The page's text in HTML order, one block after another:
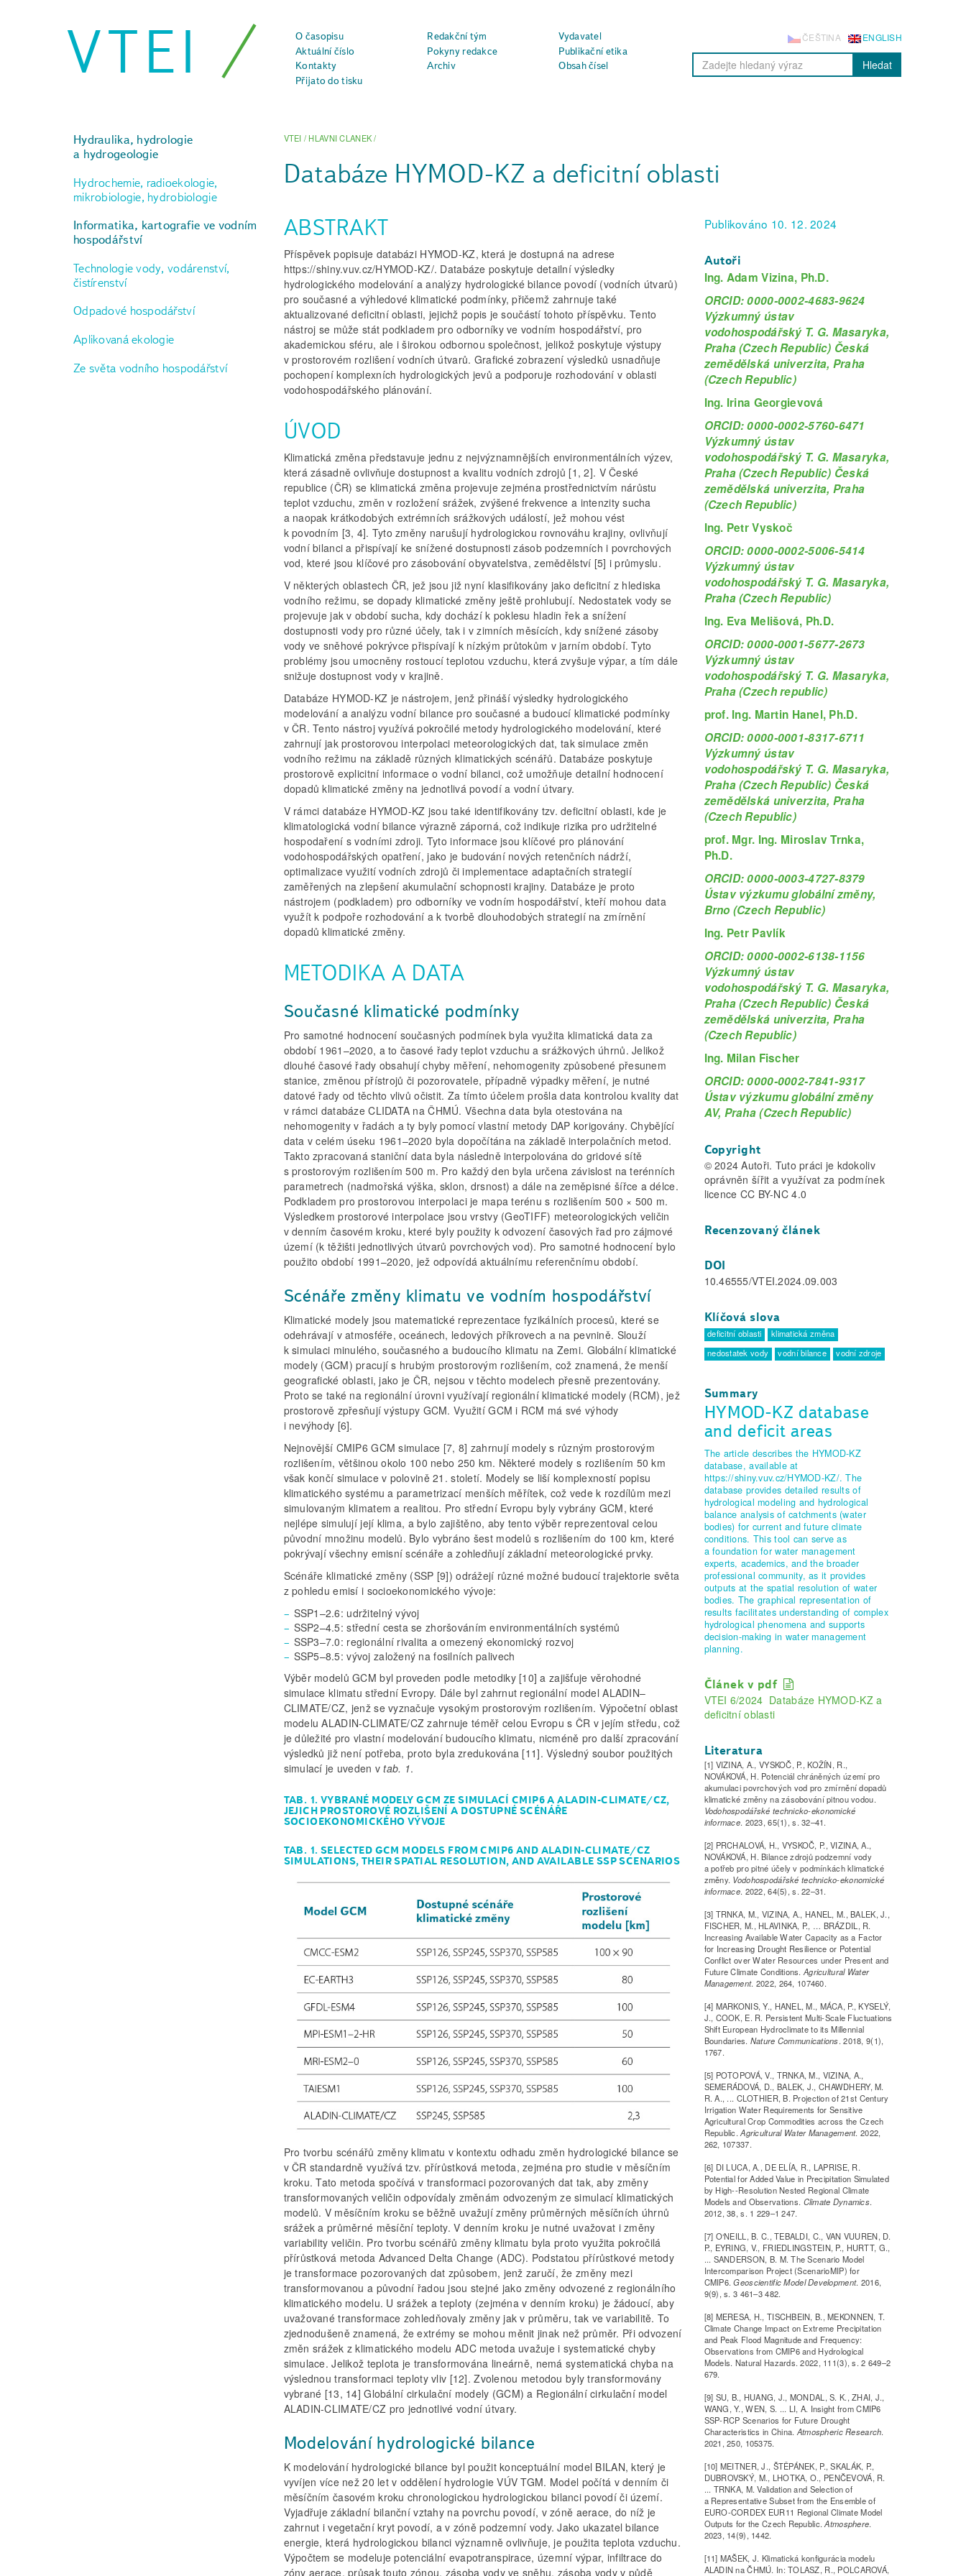
VTEI O časopisu Redakční tým
Vydavatel
Aktuální číslo
Pokyny redakce
Publikační etika
Kontakty
Archiv
Obsah čísel
Přijato do tisku
ENGLISH
ČEŠTINA
Hledat
Hydraulika, hydrologie
a hydrogeologie
Hydrochemie, radioekologie,
mikrobiologie, hydrobiologie
Informatika, kartografie ve vodním
hospodářství
Technologie vody, vodárenství,
čistírenství
Odpadové hospodářství
Aplikovaná ekologie
Ze světa vodního hospodářství
VTEI / HLAVNI CLANEK/
Databáze HYMOD-KZ a deficitní oblasti
ABSTRAKT
Příspěvek popisuje databázi HYMOD-KZ, která je dostupná na adrese
https://shiny.vuv.cz/HYMOD-KZ/. Databáze poskytuje detailní výsledky
hydrologického modelování a analýzy hydrologické bilance povodí (vodních útvarů)
pro současné a výhledové klimatické podmínky, přičemž zahrnuje také
aktualizované deficitní oblasti, jejichž popis je součástí tohoto příspěvku. Tento
nástroj se může stát podkladem pro odborníky ve vodním hospodářství, pro
akademickou sféru, ale i širokou odbornou společnost, jelikož poskytuje výstupy
v prostorovém rozlišení vodních útvarů. Grafické zobrazení výsledků usnadňuje
pochopení komplexních hydrologických jevů a podporuje rozhodování v oblasti
vodohospodářského plánování.
ÚVOD
Klimatická změna představuje jednu z nejvýznamnějších environmentálních výzev,
která zásadně ovlivňuje dostupnost a kvalitu vodních zdrojů [1, 2]. V České
republice (ČR) se klimatická změna projevuje zejména prostřednictvím nárůstu
teplot vzduchu, změn v rozložení srážek, zvýšené frekvence a intenzity sucha
a naopak krátkodobých extrémních srážkových událostí, jež mohou vést
k povodním [3, 4]. Tyto změny narušují hydrologickou rovnováhu krajiny, ovlivňují
vodní bilanci a přispívají ke snížené dostupnosti zásob podzemních i povrchových
vod, které jsou klíčové pro zásobování obyvatelstva, zemědělství [5] i průmyslu.
V některých oblastech ČR, jež jsou již nyní klasifikovány jako deficitní z hlediska
vodního režimu, se dopady klimatické změny ještě prohlubují. Nedostatek vody se
projevuje jak v období sucha, kdy dochází k poklesu hladin řek a snížení
dostupnosti vody pro různé účely, tak i v zimních měsících, kdy snížené zásoby
vody ve sněhové pokrývce přispívají k nízkým průtokům v jarním období. Tyto
problémy jsou umocněny rostoucí teplotou vzduchu, která zvyšuje výpar, a tím dále
snižuje dostupnost vody v krajině.
Databáze HYMOD-KZ je nástrojem, jenž přináší výsledky hydrologického
modelování a analýzu vodní bilance pro současné a budoucí klimatické podmínky
v ČR. Tento nástroj využívá pokročilé metody hydrologického modelování, které
zahrnují jak prostorovou interpolaci meteorologických dat, tak simulace změn
vodního režimu na základě různých klimatických scénářů. Databáze poskytuje
prostorově explicitní informace o vodní bilanci, což umožňuje detailní hodnocení
dopadů klimatické změny na jednotlivá povodí a vodní útvary.
V rámci databáze HYMOD-KZ jsou také identifikovány tzv. deficitní oblasti, kde je
klimatologická vodní bilance výrazně záporná, což indikuje rizika pro udržitelné
hospodaření s vodními zdroji. Tyto informace jsou klíčové pro plánování
vodohospodářských opatření, jako je budování nových retenčních nádrží,
optimalizace využití vodních zdrojů či implementace adaptačních strategií
zaměřených na zlepšení akumulační schopnosti krajiny. Databáze je proto
nástrojem (podkladem) pro odborníky ve vodním hospodářství, kteří mohou data
využít k podpoře rozhodování a k tvorbě dlouhodobých strategií na zmírnění
dopadů klimatické změny.
METODIKA A DATA
Současné klimatické podmínky
Pro samotné hodnocení současných podmínek byla využita klimatická data za
období 1961–2020, a to časové řady teplot vzduchu a srážkových úhrnů. Jelikož
dlouhé časové řady obsahují chyby měření, nehomogenity způsobené přesunem
stanice, změnou přístrojů či pozorovatele, případně výpadky měření, je nutné
datové řady od těchto vlivů očistit. Za tímto účelem prošla data kontrolou kvality dat
v rámci databáze CLIDATA na ČHMÚ. Všechna data byla otestována na
nehomogenity v řadách a ty byly pomocí vlastní metody DAP korigovány. Chybějící
data v celém úseku 1961–2020 byla dopočítána na základě interpolačních metod.
Takto zpracovaná staniční data byla následně interpolována do gridové sítě
s prostorovým rozlišením 500 m. Pro každý den byla určena závislost na terénních
parametrech (nadmořská výška, sklon, drsnost) a dále na zeměpisné šířce a délce.
Podkladem pro prostorovou interpolaci je mapa terénu s rozlišením 500 × 500 m.
Výsledkem prostorové interpolace jsou vrstvy (GeoTIFF) meteorologických veličin
v denním časovém kroku, které byly po­užity k odvození časových řad pro zájmové
území (k těžišti jednotlivých útvarů povrchových vod). Pro samotné hodnocení bylo
použito období 1991–2020, jež odpovídá aktuálnímu referenčnímu období.
Scénáře změny klimatu ve vodním hospodářství
Klimatické modely jsou matematické reprezentace fyzikálních procesů, které se
odehrávají v atmosféře, oceánech, ledových příkrovech a na pevnině. Slouží
k simulaci minulého, současného a budoucího klimatu na Zemi. Globální klimatické
modely (GCM) pracují s hrubým prostorovým rozlišením, což znamená, že menší
geografické oblasti, jako je ČR, nejsou v těchto modelech přesně prezentovány.
Proto se také na regionální úrovni využívají regionální klimatické modely (RCM), jež
prostorově zpřesňují výstupy GCM. Využití GCM i RCM má své výhody
i nevýhody [6].
Nejnovější CMIP6 GCM simulace [7, 8] zahrnují modely s různým prostorovým
rozlišením, většinou okolo 100 nebo 250 km. Některé modely s rozlišením 50 km
však končí simulace v polovině 21. století. Modely se liší komplexností popisu
klimatického systému a parametrizací menších měřítek, což vede k rozdílům mezi
simulovaným klimatem a realitou. Pro střední Evropu byly vybrány GCM, které
nejlépe simulují její klima, a bylo zajištěno, aby tento výběr reprezentoval celou
původní množinu modelů. Bylo vybráno šest modelů s rozlišením do 100 km, které
pokrývají všechny emisní scénáře a zohledňují základní meteorologické prvky.
Scénáře klimatické změny (SSP [9]) odrážejí různé možné budoucí trajektorie světa
z pohledu emisí i socioekonomického vývoje:
SSP1–2.6: udržitelný vývoj
SSP2–4.5: střední cesta se zhoršováním environmentálních systémů
SSP3–7.0: regionální rivalita a omezený ekonomický rozvoj
SSP5–8.5: vývoj založený na fosilních palivech
Výběr modelů GCM byl proveden podle metodiky [10] a zajišťuje věrohodné
simulace klimatu střední Evropy. Dále byl zahrnut regionální model ALADIN–
CLIMATE/CZ, jenž se vyznačuje vysokým prostorovým rozlišením. Výpočetní oblast
modelu ALADIN-CLIMATE/CZ zahrnuje téměř celou Evropu s ČR v jejím středu, což
je důležité pro vlastní modelování budoucího klimatu, nicméně pro další zpracování
výsledků již není potřeba, proto byla zredukována [11]. Výsledný soubor použitých
simulací je uveden v tab. 1.
TAB. 1. VYBRANÉ MODELY GCM ZE SIMULACÍ CMIP6 A ALADIN-CLIMATE/CZ,
JEJICH PROSTOROVÉ ROZLIŠENÍ A DOSTUPNÉ SCÉNÁŘE
SOCIOEKONOMICKÉHO VÝVOJE
TAB. 1. SELECTED GCM MODELS FROM CMIP6 AND ALADIN-CLIMATE/CZ
SIMULATIONS, THEIR SPATIAL RESOLUTION, AND AVAILABLE SSP SCENARIOS
Pro tvorbu scénářů změny klimatu v kontextu odhadu změn hydrologické bilance se
v ČR standardně využívá tzv. přírůstková metoda, zejména pro studie v měsíčním
kroku. Tato metoda spočívá v transformaci pozorovaných dat tak, aby změny
transformovaných veličin odpovídaly změnám odvozeným ze simulací klimatických
modelů. V měsíčním kroku se běžně uvažují změny průměrných měsíčních úhrnů
srážek a průměrné měsíční teploty. V denním kroku je nutné uvažovat i změny
variability veličin. Pro tvorbu scénářů změny klimatu byla proto využita pokročilá
přírůstková metoda Advanced Delta Change (ADC). Podstatou přírůstkové metody
je transformace pozorovaných dat způsobem, jenž zaručí, že změny mezi
transformovanou a původní řadou jsou stejné jako změny odvozené z regionálního
klimatického modelu. U srážek a teploty (zejména v denním kroku) je žádoucí, aby
uvažované transformace zohledňovaly změny jak v průměru, tak ve variabilitě. To
zjednodušeně znamená, že extrémy se mohou měnit jinak než průměr. Při odvození
změn srážek z klimatického modelu ADC metoda uvažuje i systematické chyby
simulace. Jelikož teplota je transformována lineárně, nemá systematická chyba na
výslednou transformaci teploty vliv [12]. Zvolenou metodou byly transformovány
vybrané [13, 14] Globální cirkulační modely (GCM) a Regionální cirkulační model
ALADIN-CLIMATE/CZ pro jednotlivé vodní útvary.
Modelování hydrologické bilance
K modelování hydrologické bilance byl použit konceptuální model BILAN, který je
vyvíjen více než 20 let v oddělení hydrologie VÚV TGM. Model počítá v denním či
měsíčním časovém kroku chronologickou hydrologickou bilanci povodí či území.
Vyjadřuje základní bilanční vztahy na povrchu povodí, v zóně aerace, do níž je
zahrnut i vegetační kryt povodí, a v zóně podzemní vody. Jako ukazatel bilance
energie, která hydrologickou bilanci významně ovlivňuje, je po­užita teplota vzduchu.
Výpočtem se modeluje potenciální evapotranspirace, územní výpar, infiltrace do
zóny aerace, průsak touto zónou, zásoba vody ve sněhu, zásoba vody v půdě
Publikováno 10. 12. 2024
Autoři
Ing. Adam Vizina, Ph.D.
ORCID: 0000-0002-4683-9624
Výzkumný ústav
vodohospodářský T. G. Masaryka,
Praha (Czech Republic) Česká
zemědělská univerzita, Praha
(Czech Republic)
Ing. Irina Georgievová
ORCID: 0000-0002-5760-6471
Výzkumný ústav
vodohospodářský T. G. Masaryka,
Praha (Czech Republic) Česká
zemědělská univerzita, Praha
(Czech Republic)
Ing. Petr Vyskoč
ORCID: 0000-0002-5006-5414
Výzkumný ústav
vodohospodářský T. G. Masaryka,
Praha (Czech Republic)
Ing. Eva Melišová, Ph.D.
ORCID: 0000-0001-5677-2673
Výzkumný ústav
vodohospodářský T. G. Masaryka,
Praha (Czech republic)
prof. Ing. Martin Hanel, Ph.D.
ORCID: 0000-0001-8317-6711
Výzkumný ústav
vodohospodářský T. G. Masaryka,
Praha (Czech Republic) Česká
zemědělská univerzita, Praha
(Czech Republic)
prof. Mgr. Ing. Miroslav Trnka,
Ph.D.
ORCID: 0000-0003-4727-8379
Ústav výzkumu globální změny,
Brno (Czech Republic)
Ing. Petr Pavlík
ORCID: 0000-0002-6138-1156
Výzkumný ústav
vodohospodářský T. G. Masaryka,
Praha (Czech Republic) Česká
zemědělská univerzita, Praha
(Czech Republic)
Ing. Milan Fischer
ORCID: 0000-0002-7841-9317
Ústav výzkumu globální změny
AV, Praha (Czech Republic)
Copyright
© 2024 Autoři. Tuto práci je kdokoliv
oprávněn šířit a využívat za podmínek
licence CC BY-NC 4.0
Recenzovaný článek
DOI
10.46555/VTEI.2024.09.003
Klíčová slova
deficitní oblasti
klimatická změna
nedostatek vody
vodní bilance vodní zdroje
Summary
HYMOD-KZ database
and deficit areas
The article describes the HYMOD-KZ
database, available at
https://shiny.vuv.cz/HYMOD-KZ/. The
database provides detailed results of
hydrological modeling and hydrological
balance analysis of catchments (water
bodies) for current and future climate
conditions. This tool can serve as
a foundation for water management
experts, academics, and the broader
professional community, as it provides
outputs at the spatial resolution of water
bodies. The graphical representation of
results facilitates understanding of complex
hydrological phenomena and supports
decision-making in water management
planning.
Článek v pdf
VTEI 6/2024 Databáze HYMOD-KZ a
deficitní oblasti
Literatura
[1] VIZINA, A., VYSKOČ, P., KOŽÍN, R.,
NOVÁKOVÁ, H. Potenciál chráněných území pro
akumulaci povrchových vod pro zmírnění dopadů
klimatické změny na zásobování pitnou vodou.
Vodohospodářské technicko-ekonomické
informace. 2023, 65(1), s. 32–41.
[2] PRCHALOVÁ, H., VYSKOČ, P., VIZINA, A.,
NOVÁKOVÁ, H. Bilance zdrojů podzemní vody
a potřeb pro pitné účely v podmínkách klimatické
změny. Vodohospodářské technicko-ekonomické
informace. 2022, 64(5), s. 22–31.
[3] TRNKA, M., VIZINA, A., HANEL, M., BALEK, J.,
FISCHER, M., HLAVINKA, P., … BRÁZDIL, R.
Increasing Available Water Capacity as a Factor
for Increasing Drought Resilience or Potential
Conflict over Water Resources under Present and
Future Climate Conditions.Agricultural Water
Management. 2022, 264, 107460.
[4] MARKONIS, Y., HANEL, M., MÁCA, P., KYSELÝ,
J., COOK, E. R. Persistent Multi-Scale Fluctuations
Shift European Hydroclimate to its Millennial
Boundaries. Nature Communications. 2018, 9(1),
1767.
[5] POTOPOVÁ, V., TRNKA, M., VIZINA, A.,
SEMERÁDOVÁ, D., BALEK, J., CHAWDHERY, M.
R. A., ... CLOTHIER, B. Projection of 21st Century
Irrigation Water Requirements for Sensitive
Agricultural Crop Commodities across the Czech
Republic.Agricultural Water Management. 2022,
262, 107337.
[6] DI LUCA, A., DE ELÍA, R., LAPRISE, R.
Potential for Added Value in Precipitation Simulated
by High--Resolution Nested Regional Climate
Models and Observations. Climate Dynamics.
2012, 38, s. 1 229–1 247.
[7] O‘NEILL, B. C., TEBALDI, C., VAN VUUREN, D.
P., EYRING, V., FRIEDLINGSTEIN, P., HURTT, G.,
... SANDERSON, B. M. The Scenario Model
Intercomparison Project (ScenarioMIP) for
CMIP6.Geoscientific Model Development. 2016,
9(9), s. 3 461–3 482.
[8] MERESA, H., TISCHBEIN, B., MEKONNEN, T.
Climate Change Impact on Extreme Precipitation
and Peak Flood Magnitude and Frequency:
Observations from CMIP6 and Hydrological
Models. Natural Hazards. 2022, 111(3), s. 2 649–2
679.
[9] SU, B., HUANG, J., MONDAL, S. K., ZHAI, J.,
WANG, Y., WEN, S. ... LI, A. Insight from CMIP6
SSP-RCP Scenarios for Future Drought
Characteristics in China.Atmospheric Research.
2021, 250, 105375.
[10] MEITNER, J., ŠTĚPÁNEK, P., SKALÁK, P.,
DUBROVSKÝ, M., LHOTKA, O., PENČEVOVÁ, R.
... TRNKA, M. Validation and Selection of
a Representative Subset from the Ensemble of
EURO-CORDEX EUR11 Regional Climate Model
Outputs for the Czech Republic.Atmosphere.
2023, 14(9), 1442.
[11] MAŠEK, J. Klimatická konfigurácia modelu
ALADIN na ČHMÚ. In: TOLASZ, R., POLCAROVÁ,